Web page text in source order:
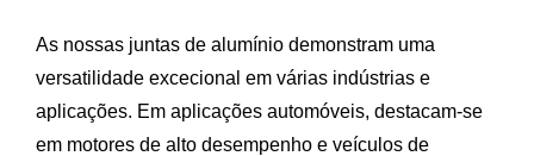
As nossas juntas de alumínio demonstram uma
versatilidade excecional em várias indústrias e
aplicações. Em aplicações automóveis, destacam-se
em motores de alto desempenho e veículos de